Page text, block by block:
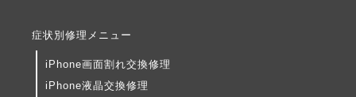
症状別修理メニュー
iPhone画面割れ交換修理
iPhone液晶交換修理